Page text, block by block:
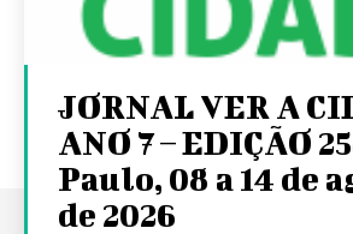
JORNAL VER A
ANO 7 – EDIÇÃO
Paulo, 08 a 14 de
de 2026